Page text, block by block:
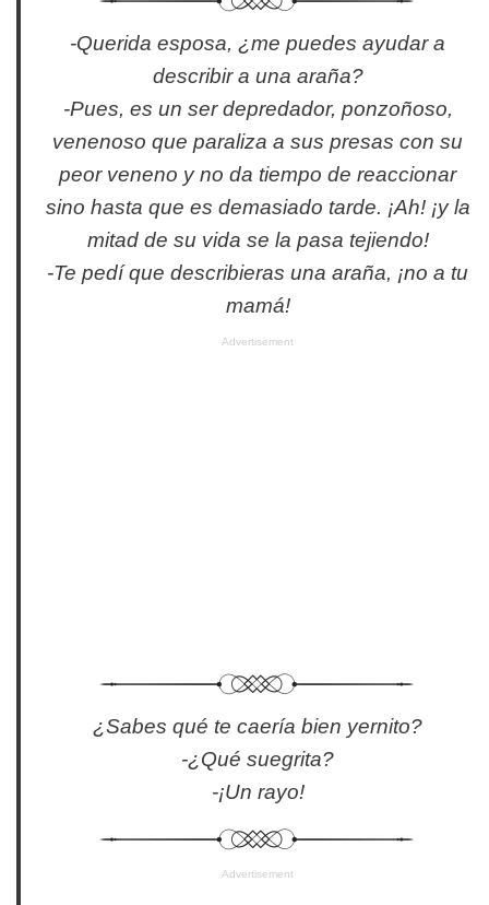
-Querida esposa, ¿me puedes ayudar a
describir a una araña?
-Pues, es un ser depredador, ponzoñoso,
venenoso que paraliza a sus presas con su
peor veneno y no da tiempo de reaccionar
sino hasta que es demasiado tarde. ¡Ah! ¡y la
mitad de su vida se la pasa tejiendo!
-Te pedí que describieras una araña, ¡no a tu
mamá!
Advertisement
¿Sabes qué te caería bien yernito?
-¿Qué suegrita?
-¡Un rayo!
Advertisement